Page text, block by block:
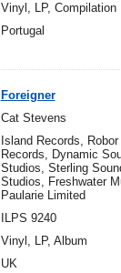
Vinyl, LP, Compilation
Portugal
Foreigner
Cat Stevens
Island Records,
Records, Dynamic
Studios, Sterling
Studios, Freshwater
Paularie Limited
ILPS 9240
Vinyl, LP, Album
UK